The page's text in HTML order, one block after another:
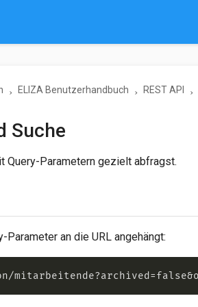
ELIZA Benutzerhandbuch REST API
Suche
Query-Parametern gezielt abfragst.
Parameter an die URL angehängt: